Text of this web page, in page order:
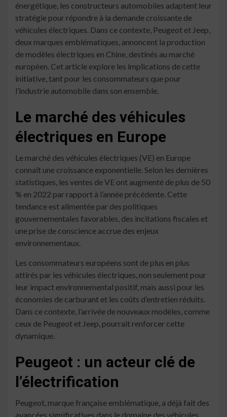
énergétique, les constructeurs automobiles adaptent leur
stratégie pour répondre à la demande croissante de
véhicules électriques. Dans ce contexte, Peugeot et Jeep,
deux marques emblématiques, annoncent la production
de modèles électriques en Chine, destinés au marché
européen. Cet article explore les implications de cette
initiative, tant pour les consommateurs que pour
l’industrie automobile dans son ensemble.
Le marché des véhicules
électriques en Europe
Le marché des véhicules électriques (VE) en Europe
connaît une croissance exponentielle. Selon les dernières
statistiques, les ventes de VE ont augmenté de plus de 50
% en 2022 par rapport à l’année précédente. Cette
tendance est alimentée par des politiques
gouvernementales favorables, des incitations fiscales et
une prise de conscience accrue des enjeux
environnementaux.
Les consommateurs européens sont de plus en plus
attirés par les véhicules électriques, non seulement pour
leur impact environnemental positif, mais aussi pour les
économies de carburant et les coûts d’entretien réduits.
Dans ce contexte, l’arrivée de nouveaux modèles, comme
ceux de Peugeot et Jeep, pourrait renforcer cette
dynamique.
Peugeot : un acteur clé de
l’électrification
Peugeot, marque française emblématique, a déjà fait des
avancées significatives dans le domaine des véhicules